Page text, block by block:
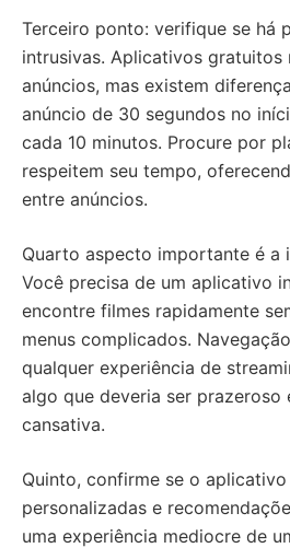
Terceiro ponto: verifique se há
intrusivas. Aplicativos gratuitos
anúncios, mas existem
anúncio de 30 segundos no
cada 10 minutos. Procure por
respeitem seu tempo,
entre anúncios.
Quarto aspecto importante é a
Você precisa de um aplicativo
encontre filmes rapidamente
menus complicados.
qualquer experiência de
algo que deveria ser prazeroso
cansativa.
Quinto, confirme se o
personalizadas e
uma experiência mediocre de